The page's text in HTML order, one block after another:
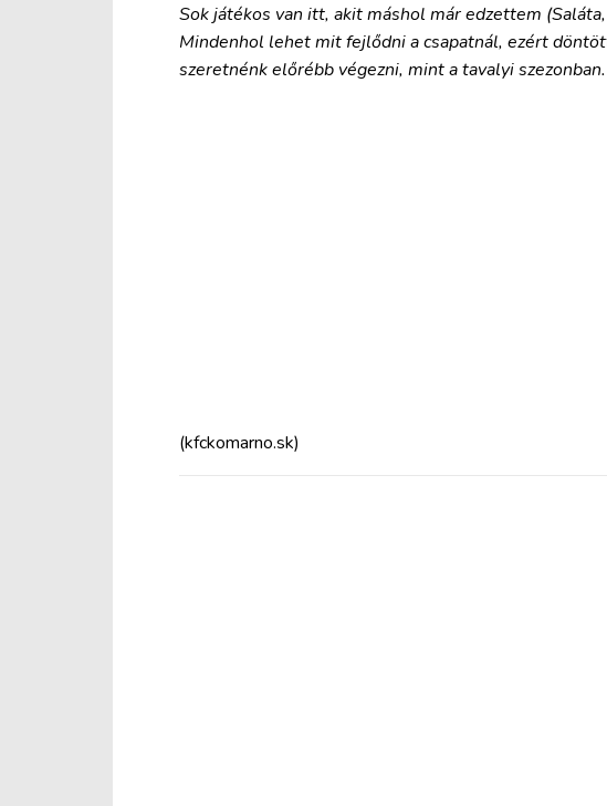
Sok játékos van itt, akit máshol már edzettem
Mindenhol lehet mit fejlődni a csapatnál, ezért
szeretnénk előrébb végezni, mint a tavalyi szezonban.
(kfckomarno.sk)